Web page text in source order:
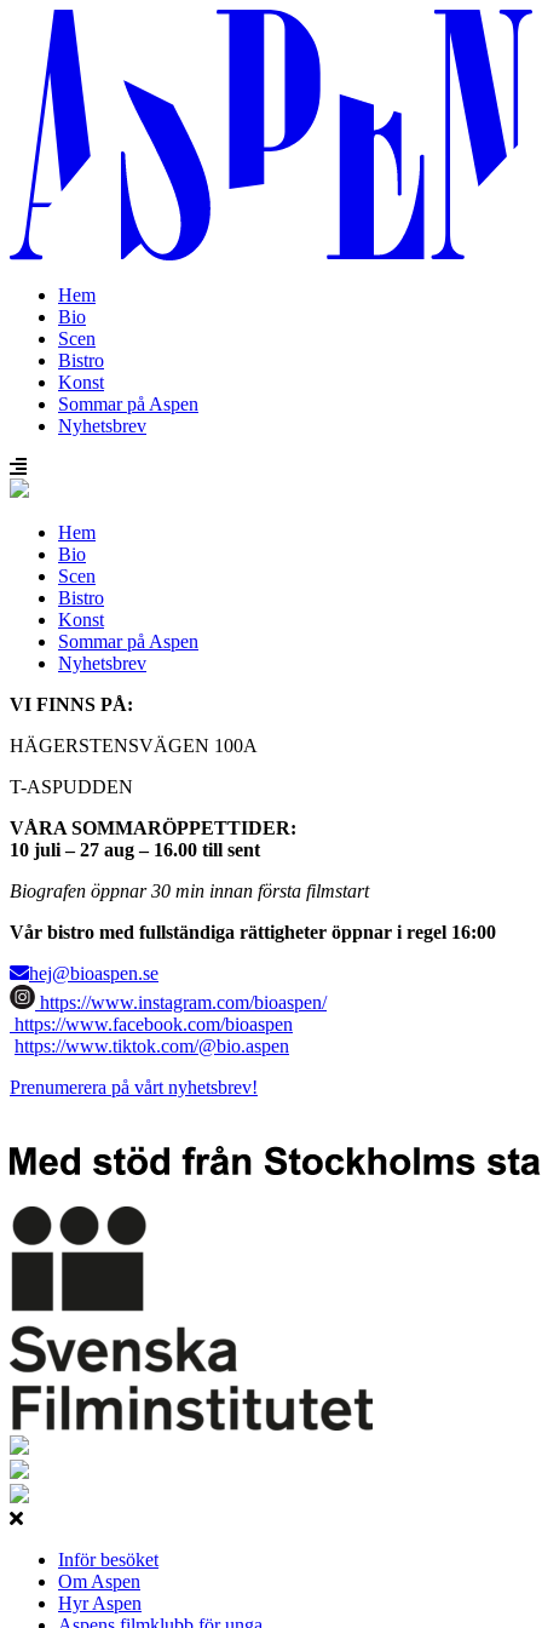
Hem
Bio
Scen
Bistro
Konst
Sommar på Aspen
Nyhetsbrev
Hem
Bio
Scen
Bistro
Konst
Sommar på Aspen
Nyhetsbrev
VI FINNS PÅ:
HÄGERSTENSVÄGEN 100A
T-ASPUDDEN
VÅRA SOMMARÖPPETTIDER:
10 juli – 27 aug – 16.00 till sent
Biografen öppnar 30 min innan första filmstart
Vår bistro med fullständiga rättigheter öppnar i regel 16:00
hej@bioaspen.se
https://www.instagram.com/bioaspen/
https://www.facebook.com/bioaspen
https://www.tiktok.com/@bio.aspen
Prenumerera på vårt nyhetsbrev!
Inför besöket
Om Aspen
Hyr Aspen